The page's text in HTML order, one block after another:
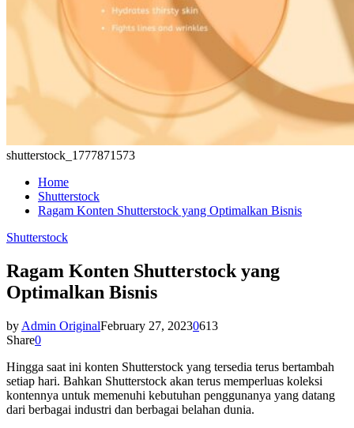
shutterstock_1777871573
Home
Shutterstock
Ragam Konten Shutterstock yang Optimalkan Bisnis
Shutterstock
Ragam Konten Shutterstock yang
Optimalkan Bisnis
by Admin OriginalFebruary 27, 20230613
Share0
Hingga saat ini konten Shutterstock yang tersedia terus bertambah
setiap hari. Bahkan Shutterstock akan terus memperluas koleksi
kontennya untuk memenuhi kebutuhan penggunanya yang datang
dari berbagai industri dan berbagai belahan dunia.